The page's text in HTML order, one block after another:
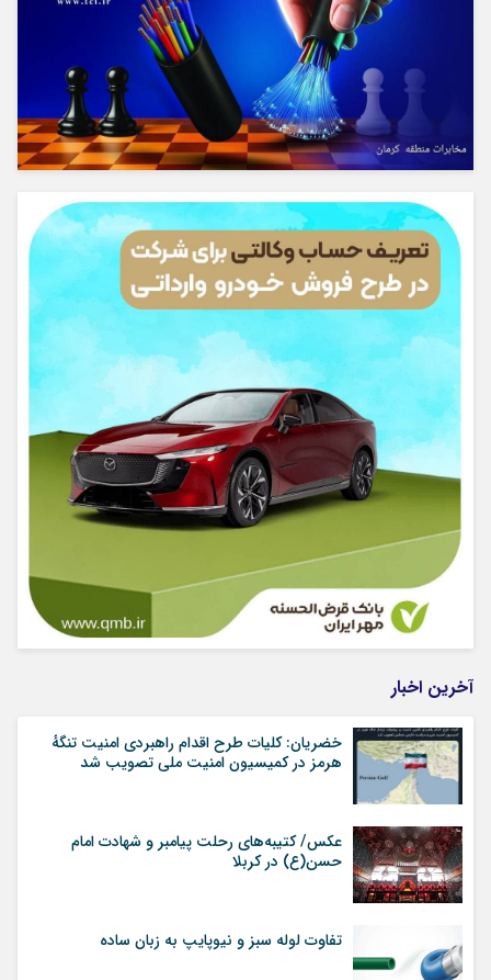
آخرین اخبار
خضریان: کلیات طرح اقدام راهبردی امنیت تنگهٔ
هرمز در کمیسیون امنیت ملی تصویب شد
عکس/ کتیبه‌های رحلت پیامبر و شهادت امام
حسن(ع) در کربلا
تفاوت لوله سبز و نیوپایپ به زبان ساده